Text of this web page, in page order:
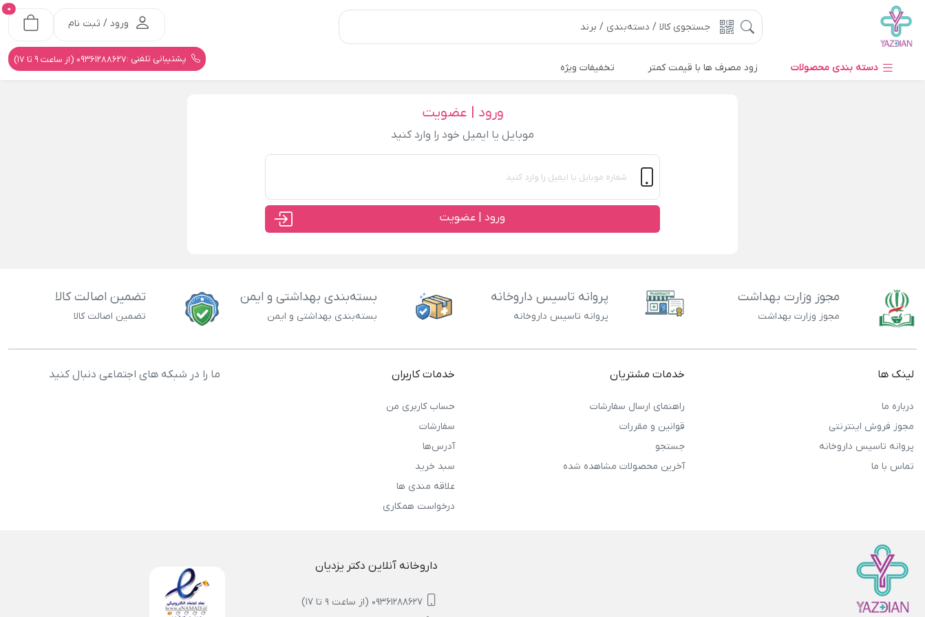
ورود / ثبت نام
0
پشتیبانی تلفنی :09361288627 (از ساعت 9 تا 17)
دسته بندی محصولات زود مصرف ها با قیمت کمتر تخفیفات ویژه
ورود | عضویت
موبایل یا ایمیل خود را وارد کنید
ورود | عضویت
مجوز وزارت بهداشت
مجوز وزارت بهداشت
پروانه تاسیس داروخانه
پروانه تاسیس داروخانه
بسته‌بندی بهداشتی و ایمن
بسته‌بندی بهداشتی و ایمن
تضمین اصالت کالا
تضمین اصالت کالا
لینک ها
درباره ما
مجوز فروش اینترنتی
پروانه تاسیس داروخانه
تماس با ما
خدمات مشتریان
راهنمای ارسال سفارشات
قوانین و مقررات
جستجو
آخرین محصولات مشاهده شده
خدمات کاربران
حساب کاربری من
سفارشات
آدرس‌ها
سبد خرید
علاقه مندی ها
درخواست همکاری
ما را در شبکه های اجتماعی دنبال کنید
داروخانه آنلاین دکتر یزدیان
09361288627 (از ساعت 9 تا 17)